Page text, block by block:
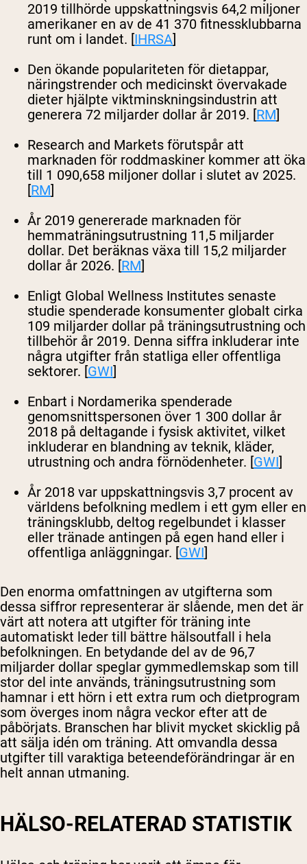
2019 tillhörde uppskattningsvis 64,2 miljoner
amerikaner en av de 41 370 fitnessklubbarna
runt om i landet. [IHRSA]
Den ökande populariteten för dietappar,
näringstrender och medicinskt övervakade
dieter hjälpte viktminskningsindustrin att
generera 72 miljarder dollar år 2019. [RM]
Research and Markets förutspår att
marknaden för roddmaskiner kommer att öka
till 1 090,658 miljoner dollar i slutet av 2025.
[RM]
År 2019 genererade marknaden för
hemmaträningsutrustning 11,5 miljarder
dollar. Det beräknas växa till 15,2 miljarder
dollar år 2026. [RM]
Enligt Global Wellness Institutes senaste
studie spenderade konsumenter globalt cirka
109 miljarder dollar på träningsutrustning och
tillbehör år 2019. Denna siffra inkluderar inte
några utgifter från statliga eller offentliga
sektorer. [GWI]
Enbart i Nordamerika spenderade
genomsnittspersonen över 1 300 dollar år
2018 på deltagande i fysisk aktivitet, vilket
inkluderar en blandning av teknik, kläder,
utrustning och andra förnödenheter. [GWI]
År 2018 var uppskattningsvis 3,7 procent av
världens befolkning medlem i ett gym eller en
träningsklubb, deltog regelbundet i klasser
eller tränade antingen på egen hand eller i
offentliga anläggningar. [GWI]
Den enorma omfattningen av utgifterna som
dessa siffror representerar är slående, men det är
värt att notera att utgifter för träning inte
automatiskt leder till bättre hälsoutfall i hela
befolkningen. En betydande del av de 96,7
miljarder dollar speglar gymmedlemskap som till
stor del inte används, träningsutrustning som
hamnar i ett hörn i ett extra rum och dietprogram
som överges inom några veckor efter att de
påbörjats. Branschen har blivit mycket skicklig på
att sälja idén om träning. Att omvandla dessa
utgifter till varaktiga beteendeförändringar är en
helt annan utmaning.
HÄLSO-RELATERAD STATISTIK